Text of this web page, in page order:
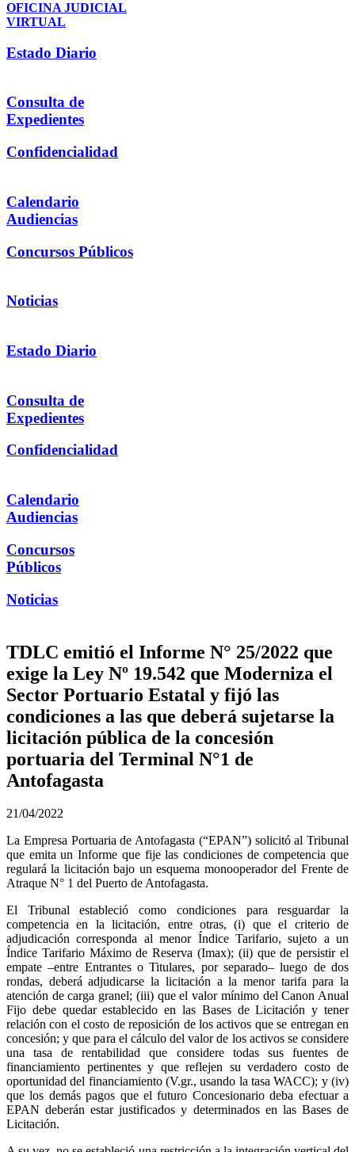
OFICINA JUDICIAL
VIRTUAL
Estado Diario
Consulta de
Expedientes
Confidencialidad
Calendario
Audiencias
Concursos Públicos
Noticias
Estado Diario
Consulta de
Expedientes
Confidencialidad
Calendario
Audiencias
Concursos
Públicos
Noticias
TDLC emitió el Informe N° 25/2022 que
exige la Ley Nº 19.542 que Moderniza el
Sector Portuario Estatal y fijó las
condiciones a las que deberá sujetarse la
licitación pública de la concesión
portuaria del Terminal N°1 de
Antofagasta
21/04/2022
La Empresa Portuaria de Antofagasta (“EPAN”) solicitó al Tribunal
que emita un Informe que fije las condiciones de competencia que
regulará la licitación bajo un esquema monooperador del Frente de
Atraque N° 1 del Puerto de Antofagasta.
El Tribunal estableció como condiciones para resguardar la
competencia en la licitación, entre otras, (i) que el criterio de
adjudicación corresponda al menor Índice Tarifario, sujeto a un
Índice Tarifario Máximo de Reserva (Imax); (ii) que de persistir el
empate –entre Entrantes o Titulares, por separado– luego de dos
rondas, deberá adjudicarse la licitación a la menor tarifa para la
atención de carga granel; (iii) que el valor mínimo del Canon Anual
Fijo debe quedar establecido en las Bases de Licitación y tener
relación con el costo de reposición de los activos que se entregan en
concesión; y que para el cálculo del valor de los activos se considere
una tasa de rentabilidad que considere todas sus fuentes de
financiamiento pertinentes y que reflejen su verdadero costo de
oportunidad del financiamiento (V.gr., usando la tasa WACC); y (iv)
que los demás pagos que el futuro Concesionario deba efectuar a
EPAN deberán estar justificados y determinados en las Bases de
Licitación.